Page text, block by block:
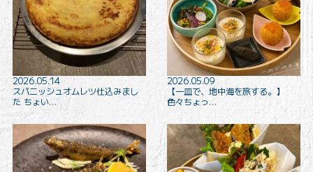
2026.05.14
スパニッシュオムレツ仕込みまし
た ちょい…
2026.05.09
【一皿で、地中海を旅する。】
色々ちょっ…